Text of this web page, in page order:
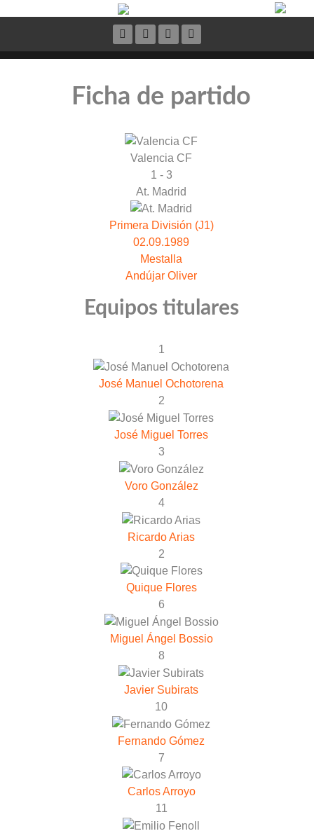
Ficha de partido
Valencia CF
1 - 3
At. Madrid
Primera División (J1)
02.09.1989
Mestalla
Andújar Oliver
Equipos titulares
1
José Manuel Ochotorena
2
José Miguel Torres
3
Voro González
4
Ricardo Arias
2
Quique Flores
6
Miguel Ángel Bossio
8
Javier Subirats
10
Fernando Gómez
7
Carlos Arroyo
11